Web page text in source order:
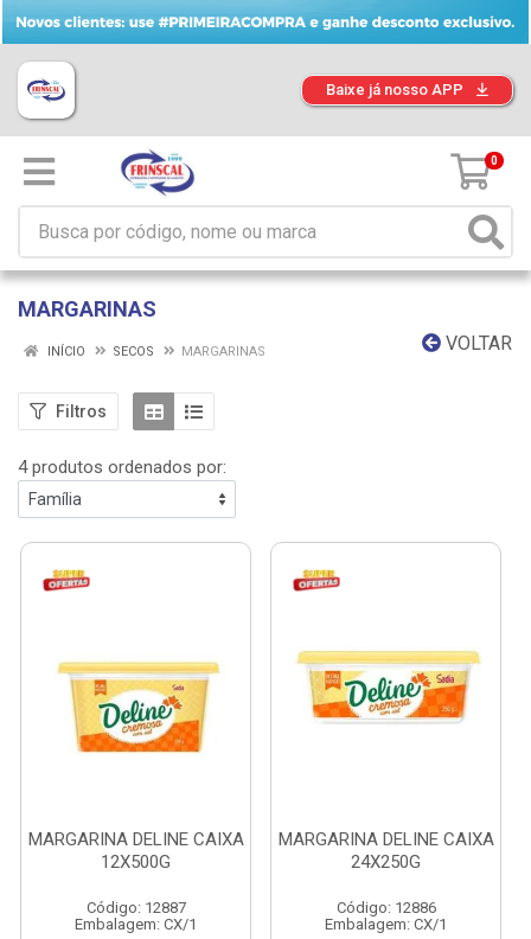
Baixe já nosso APP
0
MARGARINAS
VOLTAR
INÍCIO SECOS MARGARINAS
Filtros
4 produtos ordenados por:
MARGARINA DELINE CAIXA
12X500G
Código: 12887
Embalagem: CX/1
MARGARINA DELINE CAIXA
24X250G
Código: 12886
Embalagem: CX/1